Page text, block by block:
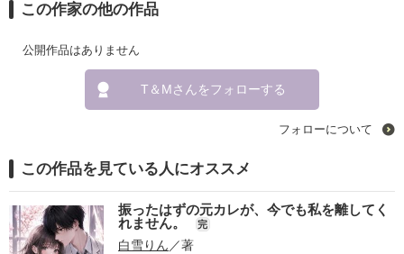
この作家の他の作品
公開作品はありません
T＆Mさんをフォローする
フォローについて
この作品を見ている人にオススメ
振ったはずの元カレが、今でも私を離してく
れません。
完
白雪りん／著